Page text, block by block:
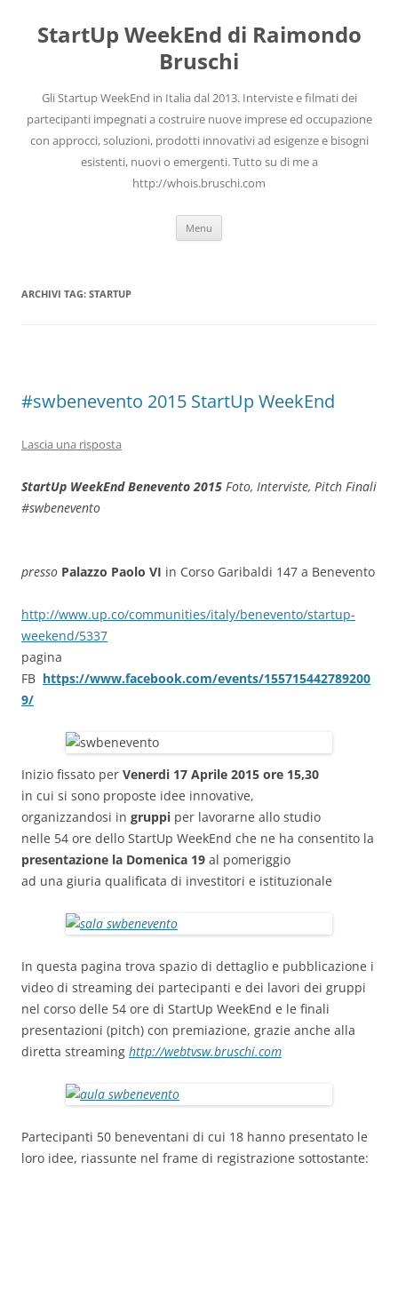
contenuto
StartUp WeekEnd di Raimondo
Bruschi
Gli Startup WeekEnd in Italia dal 2013. Interviste e filmati dei
partecipanti impegnati a costruire nuove imprese ed occupazione
con approcci, soluzioni, prodotti innovativi ad esigenze e bisogni
esistenti, nuovi o emergenti. Tutto su di me a
http://whois.bruschi.com
Menu
ARCHIVI TAG: STARTUP
#swbenevento 2015 StartUp WeekEnd
Lascia una risposta
StartUp WeekEnd Benevento 2015 Foto, Interviste, Pitch Finali
#swbenevento
presso Palazzo Paolo VI in Corso Garibaldi 147 a Benevento
http://www.up.co/communities/italy/benevento/startup-
weekend/5337
pagina
FB https://www.facebook.com/events/155715442789200
9/
Inizio fissato per Venerdi 17 Aprile 2015 ore 15,30
in cui si sono proposte idee innovative,
organizzandosi in gruppi per lavorarne allo studio
nelle 54 ore dello StartUp WeekEnd che ne ha consentito la
presentazione la Domenica 19 al pomeriggio
ad una giuria qualificata di investitori e istituzionale
In questa pagina trova spazio di dettaglio e pubblicazione i
video di streaming dei partecipanti e dei lavori dei gruppi
nel corso delle 54 ore di StartUp WeekEnd e le finali
presentazioni (pitch) con premiazione, grazie anche alla
diretta streaming http://webtvsw.bruschi.com
Partecipanti 50 beneventani di cui 18 hanno presentato le
loro idee, riassunte nel frame di registrazione sottostante: